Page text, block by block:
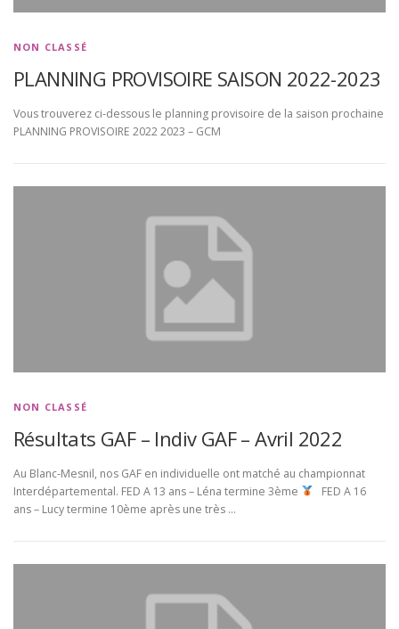
NON CLASSÉ
PLANNING PROVISOIRE SAISON 2022-2023
Vous trouverez ci-dessous le planning provisoire de la saison prochaine
PLANNING PROVISOIRE 2022 2023 – GCM
NON CLASSÉ
Résultats GAF – Indiv GAF – Avril 2022
Au Blanc-Mesnil, nos GAF en individuelle ont matché au championnat
Interdépartemental. FED A 13 ans – Léna termine 3ème
FED A 16
ans – Lucy termine 10ème après une très …